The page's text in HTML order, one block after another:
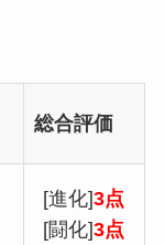
総合評価
[進化]3点
[闘化]3点